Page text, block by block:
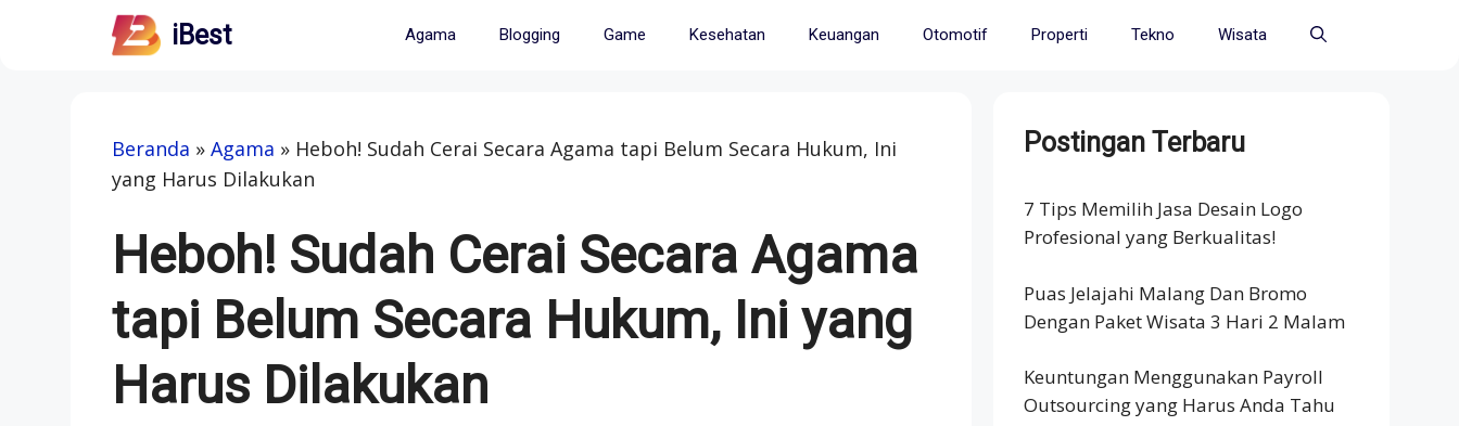
iBest Agama Blogging Game Kesehatan Keuangan Otomotif Properti Tekno Wisata
Beranda » Agama » Heboh! Sudah Cerai Secara Agama tapi Belum Secara Hukum, Ini
yang Harus Dilakukan
Heboh! Sudah Cerai Secara Agama
tapi Belum Secara Hukum, Ini yang
Harus Dilakukan
Postingan Terbaru
7 Tips Memilih Jasa Desain Logo
Profesional yang Berkualitas!
Puas Jelajahi Malang Dan Bromo
Dengan Paket Wisata 3 Hari 2 Malam
Keuntungan Menggunakan Payroll
Outsourcing yang Harus Anda Tahu